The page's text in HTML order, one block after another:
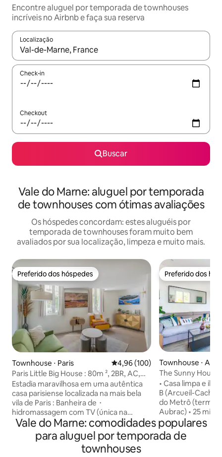
Encontre aluguel por temporada de townhouses
incríveis no Airbnb e faça sua reserva
Localização
Quando os resultados estiverem disponíveis, explore-os
Check-in
Checkout
Buscar
Vale do Marne: aluguel por temporada
de townhouses com ótimas avaliações
Os hóspedes concordam: estes aluguéis por
temporada de townhouses foram muito bem
avaliados por sua localização, limpeza e muito mais.
Preferido dos hóspedes
Preferido dos hóspedes
Townhouse ⋅ Paris 4,96 de uma avaliação média de
4,96 (100)
Paris Little Big House : 80m ², 2BR, AC,
Jacuzzi
Estadia maravilhosa em uma autêntica
casa parisiense localizada na mais bela
vila de Paris : Banheira de・
hidromassagem com TV (única na
cidade) ・Ideal para uma viagem com
familiares ou amigos ・2 camas de casal
e 2 sofás-cama Colchões e
travesseiros・ super confortáveis ・2
Preferido dos
Preferido dos
Townhouse ⋅
The Sunny
- RER B e Metrô 4
• Casa limpa e
B (Arcueil-
do Metrô
Aubrac) • 25
de Paris e 30
transporte público •
acessível a partir
Vale do Marne: comodidades populares
para aluguel por temporada de
townhouses